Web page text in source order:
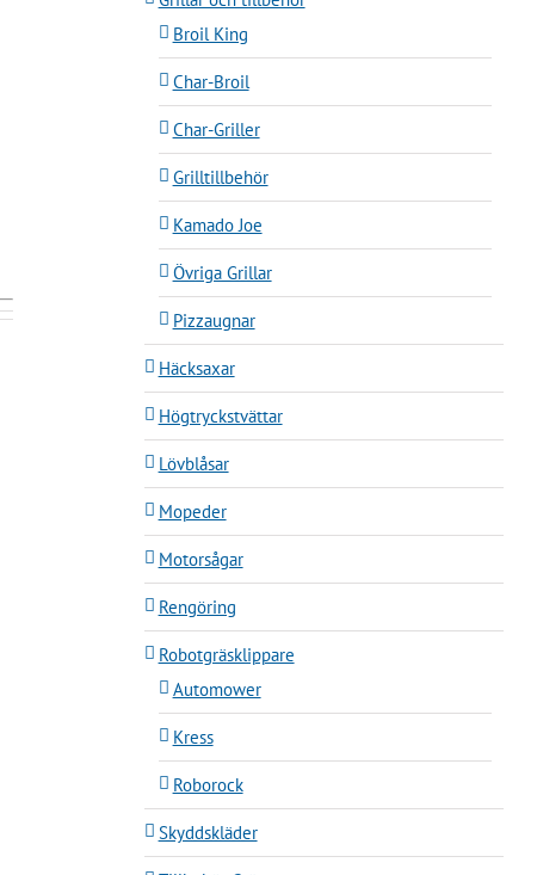
Broil King
Char-Broil
Char-Griller
Grilltillbehör
Kamado Joe
Övriga Grillar
Pizzaugnar
Häcksaxar
Högtryckstvättar
Lövblåsar
Mopeder
Motorsågar
Rengöring
Robotgräsklippare
Automower
Kress
Roborock
Skyddskläder